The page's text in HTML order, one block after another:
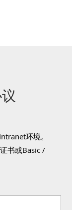
环境。
书或Basic /